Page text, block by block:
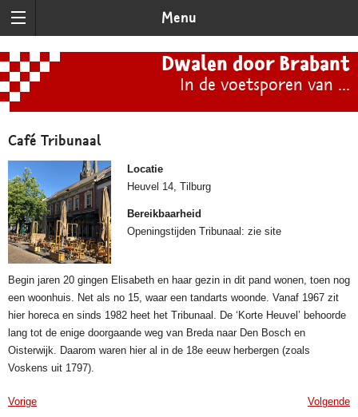
Menu
Dwalen door Brabant
In de voetsporen van ...
Café Tribunaal
Locatie
Heuvel 14, Tilburg
Bereikbaarheid
Openingstijden Tribunaal: zie site
Begin jaren 20 gingen Elisabeth en haar gezin in dit pand wonen, toen nog
een woonhuis. Net als no 15, waar een tandarts woonde. Vanaf 1967 zit
hier horeca en sinds 1982 heet het Tribunaal. De ‘Korte Heuvel’ behoorde
lang tot de enige doorgaande weg van Breda naar Den Bosch en
Oisterwijk. Daarom waren hier al in de 18e eeuw herbergen (zoals
Voskens uit 1797).
Vorige Volgende